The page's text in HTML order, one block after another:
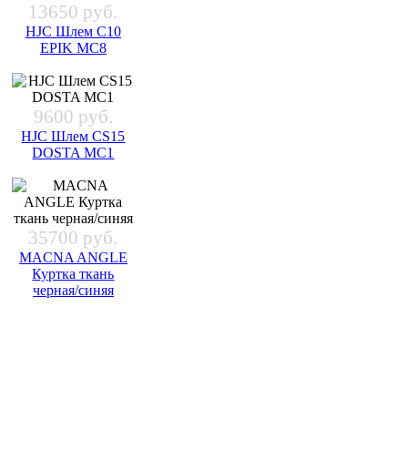
13650 руб.
HJC Шлем C10
EPIK MC8
9600 руб.
HJC Шлем CS15
DOSTA MC1
35700 руб.
MACNA ANGLE
Куртка ткань
черная/синяя